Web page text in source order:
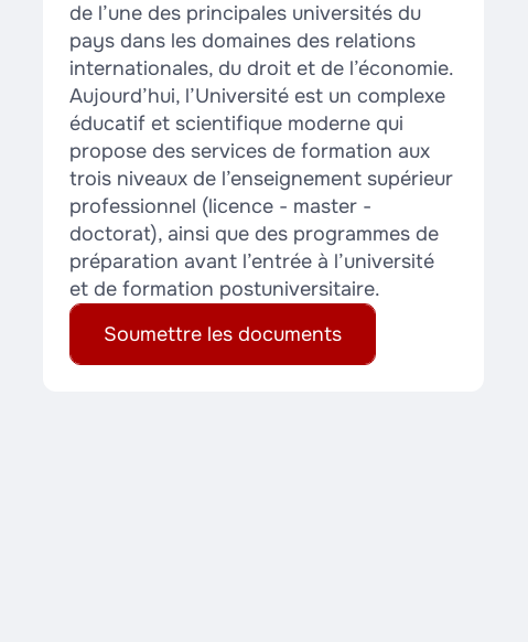
de l’une des principales universités du
pays dans les domaines des relations
internationales, du droit et de l’économie.
Aujourd’hui, l’Université est un complexe
éducatif et scientifique moderne qui
propose des services de formation aux
trois niveaux de l’enseignement supérieur
professionnel (licence - master -
doctorat), ainsi que des programmes de
préparation avant l’entrée à l’université
et de formation postuniversitaire.
Soumettre les documents